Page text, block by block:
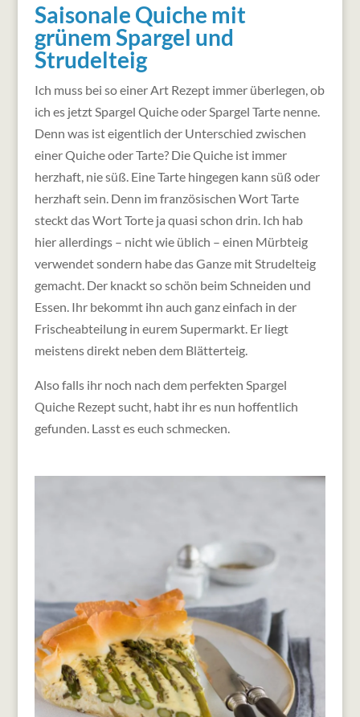
Saisonale Quiche mit
grünem Spargel und
Strudelteig
Ich muss bei so einer Art Rezept immer überlegen, ob
ich es jetzt Spargel Quiche oder Spargel Tarte nenne.
Denn was ist eigentlich der Unterschied zwischen
einer Quiche oder Tarte? Die Quiche ist immer
herzhaft, nie süß. Eine Tarte hingegen kann süß oder
herzhaft sein. Denn im französischen Wort Tarte
steckt das Wort Torte ja quasi schon drin. Ich hab
hier allerdings – nicht wie üblich – einen Mürbteig
verwendet sondern habe das Ganze mit Strudelteig
gemacht. Der knackt so schön beim Schneiden und
Essen. Ihr bekommt ihn auch ganz einfach in der
Frischeabteilung in eurem Supermarkt. Er liegt
meistens direkt neben dem Blätterteig.
Also falls ihr noch nach dem perfekten Spargel
Quiche Rezept sucht, habt ihr es nun hoffentlich
gefunden. Lasst es euch schmecken.